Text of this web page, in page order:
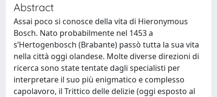
Abstract
Assai poco si conosce della vita di Hieronymous
Bosch. Nato probabilmente nel 1453 a
s’Hertogenbosch (Brabante) passò tutta la sua vita
nella città oggi olandese. Molte diverse direzioni di
ricerca sono state tentate dagli specialisti per
interpretare il suo più enigmatico e complesso
capolavoro, il Trittico delle delizie (oggi esposto al